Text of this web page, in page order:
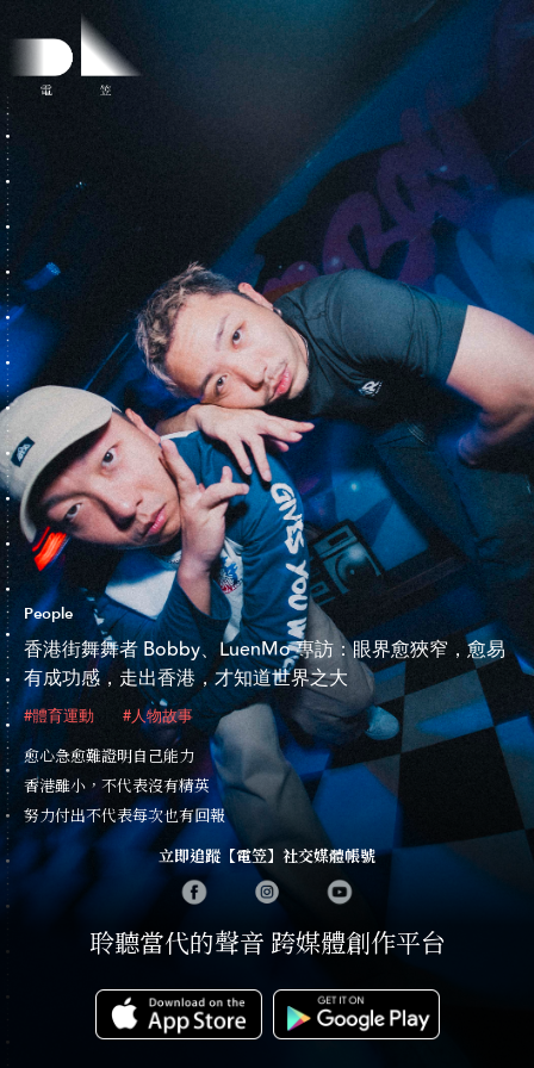
People
香港街舞舞者 Bobby、LuenMo 專訪：眼界愈狹窄，愈易
有成功感，走出香港，才知道世界之大
#體育運動 #人物故事
愈心急愈難證明自己能力
香港雖小，不代表沒有精英
努力付出不代表每次也有回報
立即追蹤【電笠】社交媒體帳號
聆聽當代的聲音 跨媒體創作平台